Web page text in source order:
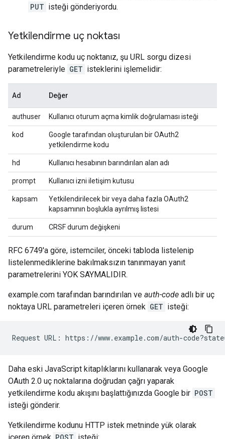
PUT isteği gönderiyordu.
Yetkilendirme uç noktası
Yetkilendirme kodu uç noktanız, şu URL sorgu dizesi
parametreleriyle GET isteklerini işlemelidir:
Ad Değer
authuser Kullanıcı oturum açma kimlik doğrulaması isteği
kod
Google tarafından oluşturulan bir OAuth2
yetkilendirme kodu
hd Kullanıcı hesabının barındırılan alan adı
prompt Kullanıcı izni iletişim kutusu
kapsam
Yetkilendirilecek bir veya daha fazla OAuth2
kapsamının boşlukla ayrılmış listesi
durum CRSF durum değişkeni
RFC 6749'a göre, istemciler, önceki tabloda listelenip
listelenmediklerine bakılmaksızın tanınmayan yanıt
parametrelerini YOK SAYMALIDIR.
example.com tarafından barındırılan ve auth-code adlı bir uç
noktaya URL parametreleri içeren örnek GET isteği:
Daha eski JavaScript kitaplıklarını kullanarak veya Google
OAuth 2.0 uç noktalarına doğrudan çağrı yaparak
yetkilendirme kodu akışını başlattığınızda Google bir POST
isteği gönderir.
Yetkilendirme kodunu HTTP istek metninde yük olarak